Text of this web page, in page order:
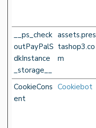
__ps_check
outPayPalS
dkInstance
_storage__
assets.pres
tashop3.co
m
CookieCons
ent
Cookiebot